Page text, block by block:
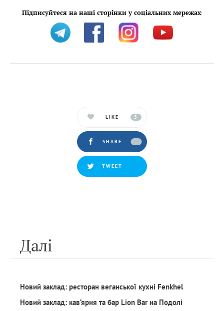
Підписуйтеся на наші сторінки у соціальних мережах:
LIKE 3
SHARE
TWEET
Далi
Новий заклад: ресторан веганської кухні Fenkhel
Новий заклад: кав‘ярня та бар Lion Bar на Подолі